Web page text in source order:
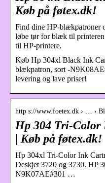
Køb på føtex.dk!
Find dine HP-blækpatroner
løbe tør for blæk til
til HP-printere.
Køb Hp 304xl Black Ink
blækpatron, sort -
levering og lave priser!
http s://www.foetex.dk › … ›
Hp 304 Tri-
| Køb på føtex.dk!
Hp 304xl Tri-Color Ink
Deskjet 3720 og 3730. HP
N9K07AE#301 …